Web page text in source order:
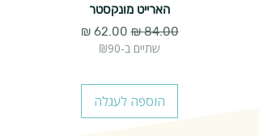
הארייט מונקסטר
מחיר רגיל‏84.00 ‏₪ מחיר מבצע
שתיים ב-₪90
הוספה לעגלה